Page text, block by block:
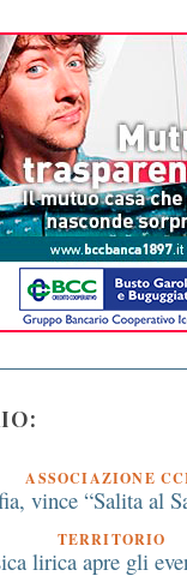
ASSOCIAZIONE
vince “Salita al
TERRITORIO
lirica apre gli